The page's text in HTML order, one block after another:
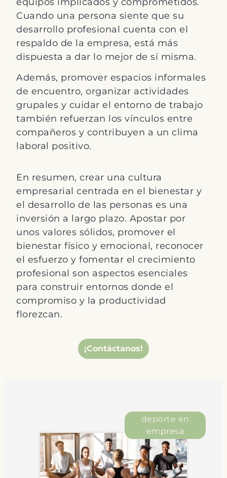
Cuando una persona siente que su
desarrollo profesional cuenta con el
respaldo de la empresa, está más
dispuesta a dar lo mejor de sí misma.
Además, promover espacios informales
de encuentro, organizar actividades
grupales y cuidar el entorno de trabajo
también refuerzan los vínculos entre
compañeros y contribuyen a un clima
laboral positivo.
En resumen,crear una cultura
empresarial centrada en el bienestar y
el desarrollo de las personas es una
inversión a largo plazo. Apostar por
unos valores sólidos, promover el
bienestar físico y emocional, reconocer
el esfuerzo y fomentar el crecimiento
profesional son aspectos esenciales
para construir entornos dondeel
compromiso y la productividad
florezcan.
¡Contáctanos!
deporte en
empresa